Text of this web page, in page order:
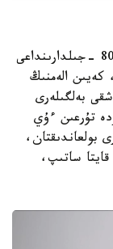
فليپپينگ ا ق ش-تا وتكەن عاسىردىڭ 70- 80 -جىلدارىنداعى
كەيىن الەمنىڭ
بەلگىلەرى
تۇرعىن ءۇي
بولعاندىقتان،
ساتىپ،